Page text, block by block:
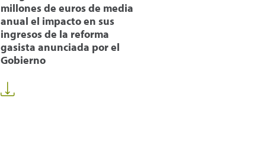
millones de euros de media
anual el impacto en sus
ingresos de la reforma
gasista anunciada por el
Gobierno